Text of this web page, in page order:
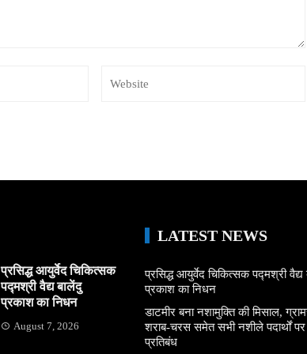
प्रसिद्ध आयुर्वेद चिकित्सक
पद्मश्री वैद्य बालेंदु
प्रकाश का निधन
August 7, 2026
LATEST NEWS
प्रसिद्ध आयुर्वेद चिकित्सक पद्मश्री वैद्य
प्रकाश का निधन
डाटमीर बना नशामुक्ति की मिसाल,
शराब-चरस समेत सभी नशीले पदार्थों पर
प्रतिबंध